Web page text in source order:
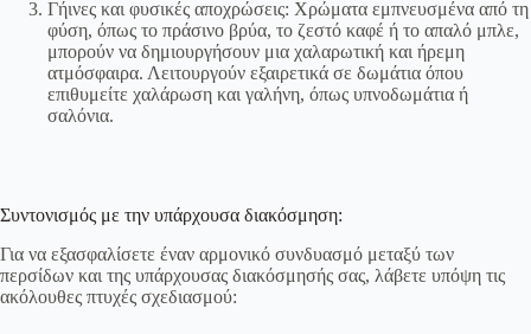
Γήινες και φυσικές αποχρώσεις: Χρώματα εμπνευσμένα από τη
φύση, όπως το πράσινο βρύα, το ζεστό καφέ ή το απαλό μπλε,
μπορούν να δημιουργήσουν μια χαλαρωτική και ήρεμη
ατμόσφαιρα. Λειτουργούν εξαιρετικά σε δωμάτια όπου
επιθυμείτε χαλάρωση και γαλήνη, όπως υπνοδωμάτια ή
σαλόνια.
Συντονισμός με την υπάρχουσα διακόσμηση:
Για να εξασφαλίσετε έναν αρμονικό συνδυασμό μεταξύ των
περσίδων και της υπάρχουσας διακόσμησής σας, λάβετε υπόψη τις
ακόλουθες πτυχές σχεδιασμού: